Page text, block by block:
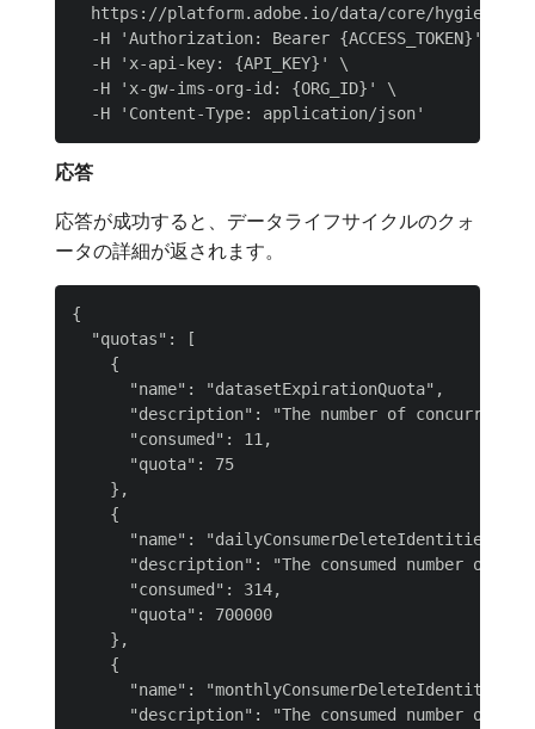
https://platform.adobe.io/data/core/hygiene/
  -H 'Authorization: Bearer {ACCESS_TOKEN}' \
  -H 'x-api-key: {API_KEY}' \
  -H 'x-gw-ims-org-id: {ORG_ID}' \
応答
応答が成功すると、データライフサイクルのクォ
ータの詳細が返されます。
{
  "quotas": [
    {
      "name": "datasetExpirationQuota",
"description": "The number of
      "consumed": 11,
      "quota": 75
    },
    {
"name":
"description": "The consumed number of
      "consumed": 314,
      "quota": 700000
    },
    {
"name":
"description": "The consumed number of